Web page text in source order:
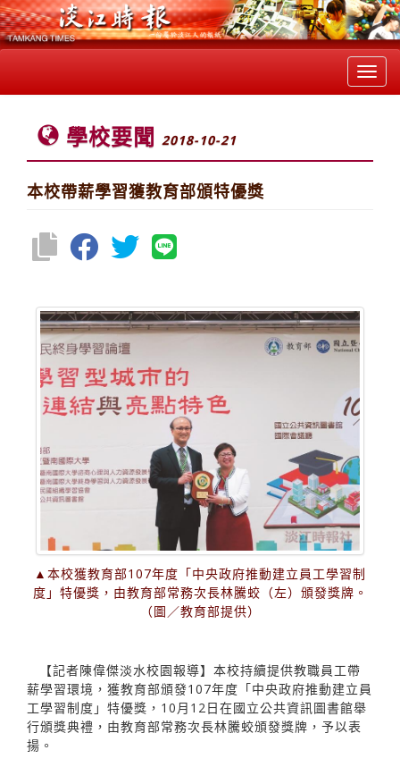
學校要聞 2018-10-21
本校帶薪學習獲教育部頒特優獎
▲本校獲教育部107年度「中央政府推動建立員工學習制
度」特優獎，由教育部常務次長林騰蛟（左）頒發獎牌。
（圖／教育部提供）
【記者陳偉傑淡水校園報導】本校持續提供教職員工帶
薪學習環境，獲教育部頒發107年度「中央政府推動建立員
工學習制度」特優獎，10月12日在國立公共資訊圖書館舉
行頒獎典禮，由教育部常務次長林騰蛟頒發獎牌，予以表
揚。